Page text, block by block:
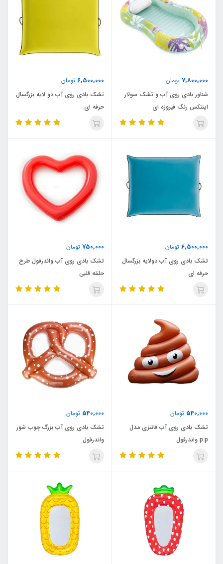
7,800,000 تومان
شناور بادی روی آب و تشک سولار
اینتکس رنگ فیروزه ای
6,500,000 تومان
تشک بادی روی آب دو لایه بزرگسال
حرفه ای
6,500,000 تومان
تشک بادی روی آب دولایه بزرگسال
حرفه ای
750,000 تومان
تشک بادی روی آب واندرفول طرح
حلقه قلبی
540,000 تومان
تشک بادی روی آب فانتزی مدل
p.p واندرفول
540,000 تومان
تشک بادی روی آب بزرگ چوب شور
واندرفول